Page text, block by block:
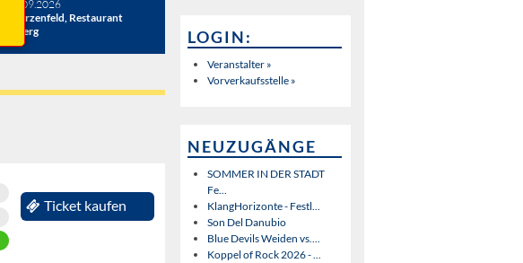
Sa 19.09.2026
Schwarzenfeld, Restaurant
Miesberg
Ticket kaufen
LOGIN:
Veranstalter »
Vorverkaufsstelle »
NEUZUGÄNGE
SOMMER IN DER STADT
Fe...
KlangHorizonte - Festl...
Son Del Danubio
Blue Devils Weiden vs....
Koppel of Rock 2026 - ...